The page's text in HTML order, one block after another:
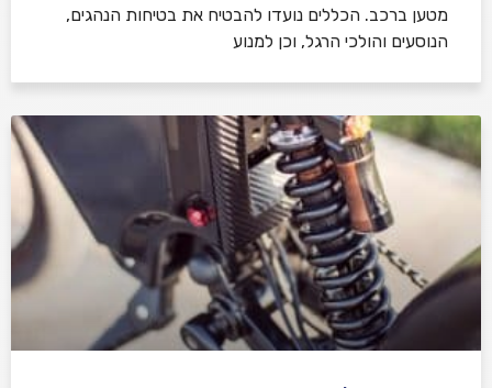
מטען ברכב. הכללים נועדו להבטיח את בטיחות הנהגים,
הנוסעים והולכי הרגל, וכן למנוע